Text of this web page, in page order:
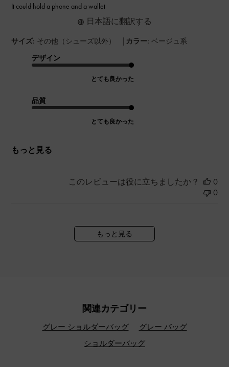
It could hold a phone and a wallet
サイズ: その他（シューズ以外） | カラー: ベージュ系
デザイン
とても良かった
品質
とても良かった
もっと見る
日本語に翻訳する
このレビューは役に立ちましたか？
0
0
もっと見る
関連カテゴリー
グレー ショルダーバッグ
グレー バッグ
ショルダーバッグ